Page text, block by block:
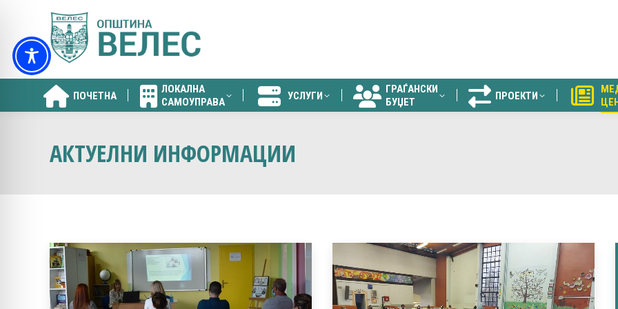
ПОЧЕТНА
ЛОКАЛНА
САМОУПРАВА
УСЛУГИ
ГРАЃАНСКИ
БУЏЕТ
ПРОЕКТИ
АКТУЕЛНИ ИНФОРМАЦИИ
ПОЧЕТНА